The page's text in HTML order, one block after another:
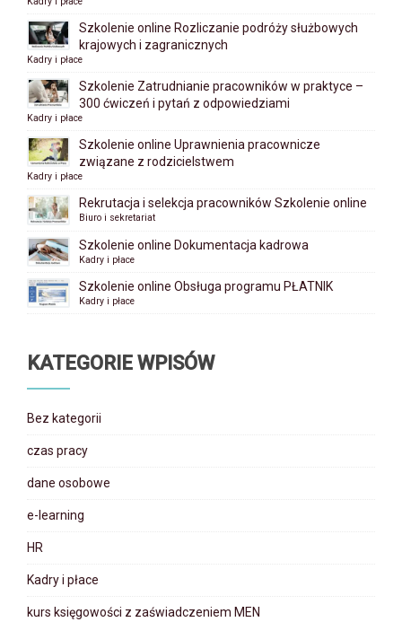
Szkolenie online Rozliczanie podróży służbowych
krajowych i zagranicznych
Kadry i płace
Szkolenie Zatrudnianie pracowników w praktyce –
300 ćwiczeń i pytań z odpowiedziami
Kadry i płace
Szkolenie online Uprawnienia pracownicze
związane z rodzicielstwem
Kadry i płace
Rekrutacja i selekcja pracowników Szkolenie online
Biuro i sekretariat
Szkolenie online Dokumentacja kadrowa
Kadry i płace
Szkolenie online Obsługa programu PŁATNIK
Kadry i płace
KATEGORIE WPISÓW
Bez kategorii
czas pracy
dane osobowe
e-learning
HR
Kadry i płace
kurs księgowości z zaświadczeniem MEN